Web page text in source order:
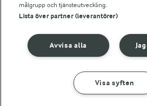
GÖR SÅ HÄR
© 2026 Arla Foods
Integritetspolicy
målgrupp och tjänsteutveckling.
Lista över partner (leverantörer)
Avvisa alla
Visa syften